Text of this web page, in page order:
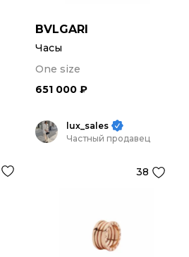
BVLGARI
Часы
One size
651 000 ₽
lux_sales
Частный продавец
38